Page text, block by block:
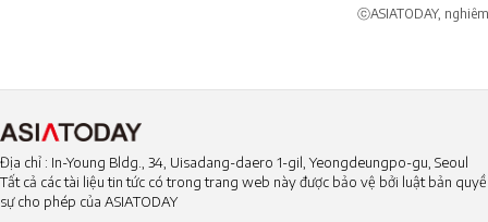
ⓒASIATODAY,
Địa chỉ : In-Young Bldg., 34, Uisadang-daero 1-gil, Yeongdeungpo-gu, Seoul
Tất cả các tài liệu tin tức có trong trang web này được bảo vệ bởi luật bản
sự cho phép của ASIATODAY